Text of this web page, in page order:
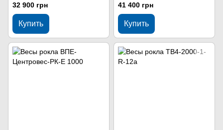
32 900 грн
Купить
41 400 грн
Купить